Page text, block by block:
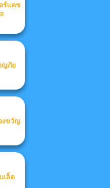
ร์แคช
ญภัย
งขวัญ
เล็ต